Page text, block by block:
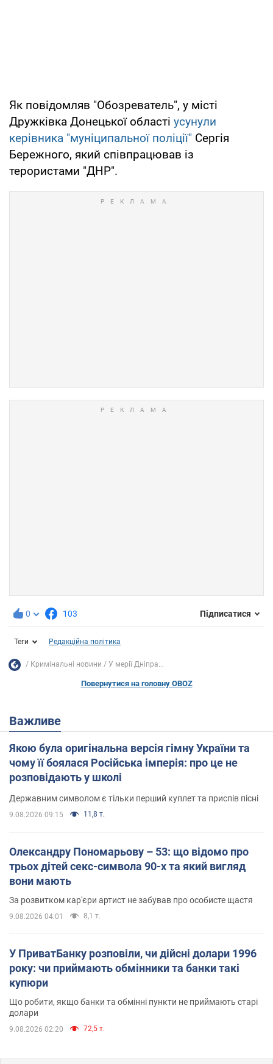
Як повідомляв "Обозреватель", у місті
Дружківка Донецької області усунули
керівника "муніципальної поліції" Сергія
Бережного, який співпрацював із
терористами "ДНР".
0 103 Підписатися
Теги Редакційна політика
Кримінальні новини У мерії Дніпра...
Повернутися на головну OBOZ
Важливе
Якою була оригінальна версія гімну України та
чому її боялася Російська імперія: про це не
розповідають у школі
Державним символом є тільки перший куплет та приспів пісні
9.08.2026 09:15 11,8 т.
Олександру Пономарьову – 53: що відомо про
трьох дітей секс-символа 90-х та який вигляд
вони мають
За розвитком кар'єри артист не забував про особисте щастя
9.08.2026 04:01 8,1 т.
У ПриватБанку розповіли, чи дійсні долари 1996
року: чи приймають обмінники та банки такі
купюри
Що робити, якщо банки та обмінні пункти не приймають старі
долари
9.08.2026 02:20 72,5 т.